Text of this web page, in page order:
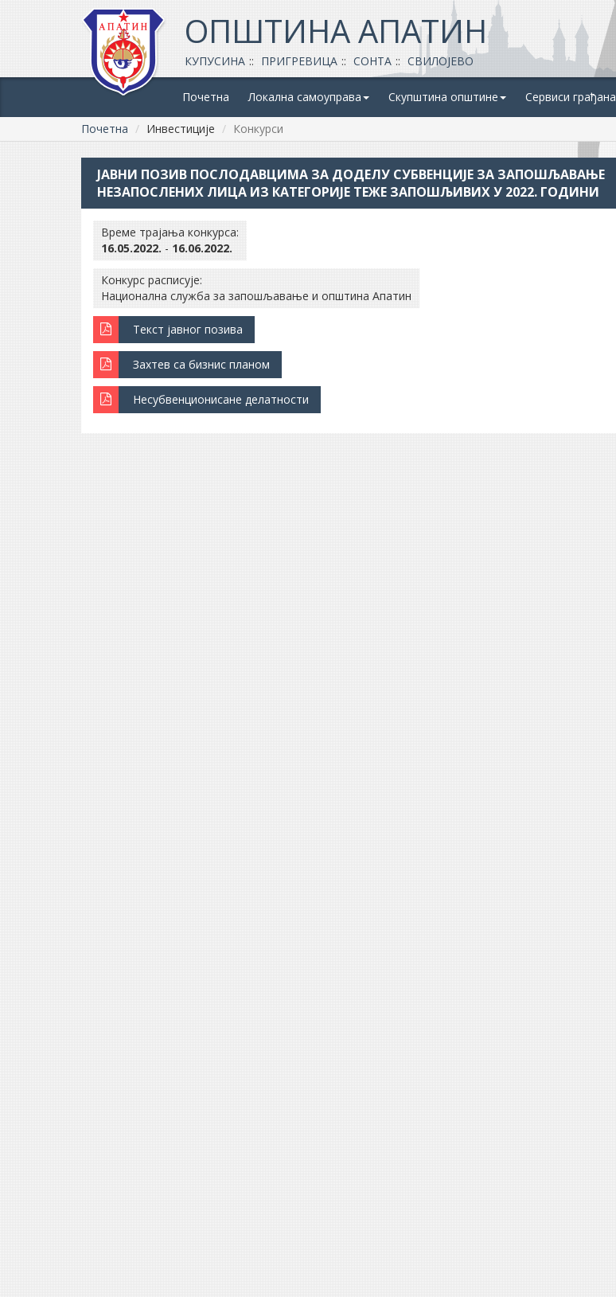
ОПШТИНА АПАТИН
КУПУСИНА ПРИГРЕВИЦА СОНТА СВИЛОЈЕВО
Почетна Локална самоуправа Скупштина општине Сервиси грађана
Почетна Инвестиције Конкурси
ЈАВНИ ПОЗИВ ПОСЛОДАВЦИМА ЗА ДОДЕЛУ СУБВЕНЦИЈЕ ЗА ЗАПОШЉАВАЊЕ
НЕЗАПОСЛЕНИХ ЛИЦА ИЗ КАТЕГОРИЈЕ ТЕЖЕ ЗАПОШЉИВИХ У 2022. ГОДИНИ
Време трајања конкурса:
16.05.2022. - 16.06.2022.
Конкурс расписује:
Национална служба за запошљавање и општина Апатин
Текст јавног позива
Захтев са бизнис планом
Несубвенционисане делатности